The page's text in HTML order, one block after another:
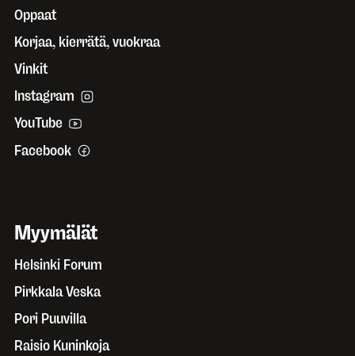
Oppaat
Korjaa, kierrätä, vuokraa
Vinkit
Instagram
YouTube
Facebook
Myymälät
Helsinki Forum
Pirkkala Veska
Pori Puuvilla
Raisio Kuninkoja